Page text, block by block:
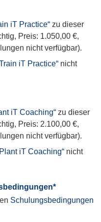
iT Practice“ zu dieser
Preis: 1.050,00 €,
nicht verfügbar).
iT Practice“ nicht
iT Coaching“ zu dieser
Preis: 2.100,00 €,
nicht verfügbar).
iT Coaching“ nicht
*
Schulungsbedingungen